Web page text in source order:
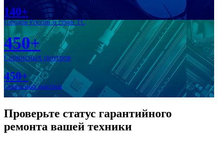
140+
Городов России и стран ТС
450+
Сервисных центров
450+
Сервисных центров
Проверьте статус гарантийного
ремонта вашей техники